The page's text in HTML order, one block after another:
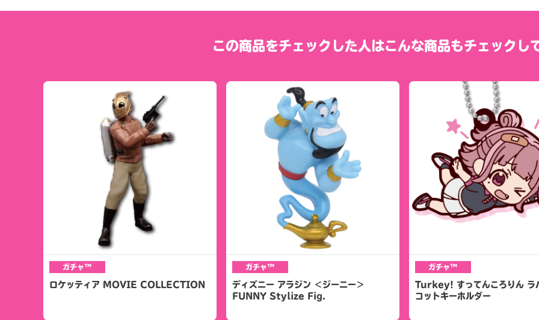
この商品をチェックした人はこんな商品もチェックし
ガチャ™
ロケッティア MOVIE COLLECTION
ガチャ™
ディズニー アラジン ＜ジーニー＞
FUNNY Stylize Fig.
ガチャ™
Turkey! すってんころりん ラ
コットキーホルダー